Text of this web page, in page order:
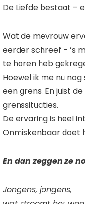
De Liefde bestaat –
Wat de mevrouw
eerder schreef – ’s
te horen heb
Hoewel ik me nu
een grens. En juist
grenssituaties.
De ervaring is heel
Onmiskenbaar doet
En dan zeggen ze
Jongens, jongens,